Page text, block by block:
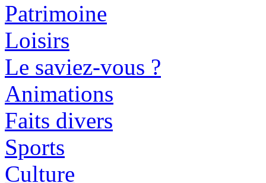
Patrimoine
Loisirs
Le saviez-vous ?
Animations
Faits divers
Sports
Culture